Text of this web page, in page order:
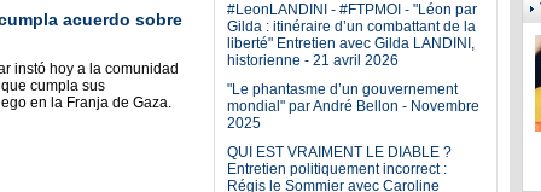
acuerdo sobre
instó hoy a la comunidad
cumpla sus
en la Franja de Gaza.
#LeonLANDINI - #FTPMOI - "Léon par
Gilda : itinéraire d’un combattant de la
liberté" Entretien avec Gilda LANDINI,
historienne - 21 avril 2026
"Le phantasme d’un gouvernement
mondial" par André Bellon - Novembre
2025
QUI EST VRAIMENT LE DIABLE ?
Entretien politiquement incorrect :
Régis le Sommier avec Caroline